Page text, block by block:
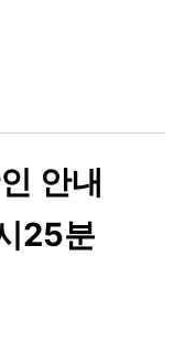
안내
25분